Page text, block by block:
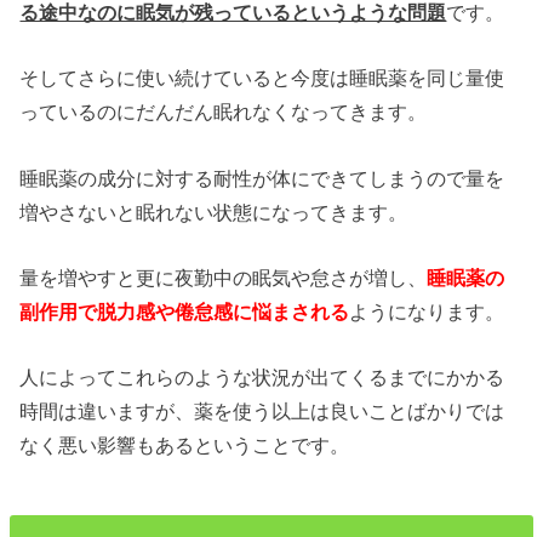
る途中なのに眠気が残っているというような問題です。
そしてさらに使い続けていると今度は睡眠薬を同じ量使
っているのにだんだん眠れなくなってきます。
睡眠薬の成分に対する耐性が体にできてしまうので量を
増やさないと眠れない状態になってきます。
量を増やすと更に夜勤中の眠気や怠さが増し、 睡眠薬の
副作用で脱力感や倦怠感に悩まされるようになります。
人によってこれらのような状況が出てくるまでにかかる
時間は違いますが、薬を使う以上は良いことばかりでは
なく悪い影響もあるということです。